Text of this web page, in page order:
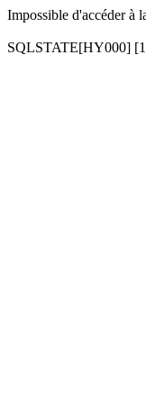
Impossible d'accéder à
SQLSTATE[HY000]